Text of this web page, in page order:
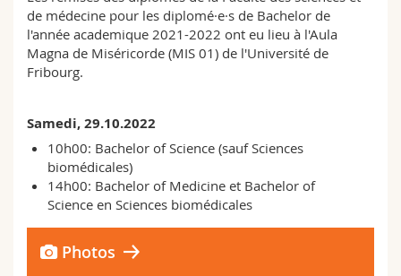
Sciences et médecine
Interfacultaire
Collaborateurs
Doctorants
Webmail
Programme des cours
de médecine pour les diplomé·e·s de Bachelor de
l'année academique 2021-2022 ont eu lieu à l'Aula
Magna de Miséricorde (MIS 01) de l'Université de
Fribourg.
Samedi, 29.10.2022
10h00: Bachelor of Science (sauf Sciences
biomédicales)
14h00: Bachelor of Medicine et Bachelor of
Science en Sciences biomédicales
Photos